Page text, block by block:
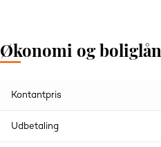
Økonomi og boliglån
Kontantpris
Udbetaling